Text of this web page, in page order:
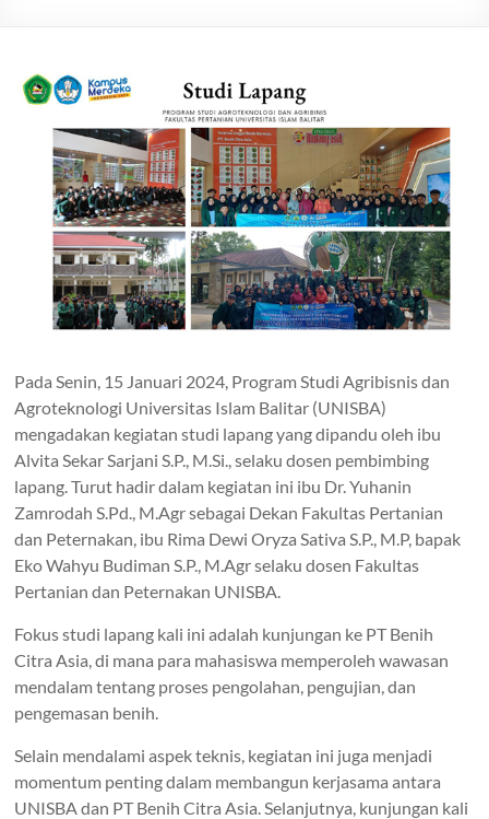
Pada Senin, 15 Januari 2024, Program Studi Agribisnis dan
Agroteknologi Universitas Islam Balitar (UNISBA)
mengadakan kegiatan studi lapang yang dipandu oleh ibu
Alvita Sekar Sarjani S.P., M.Si., selaku dosen pembimbing
lapang. Turut hadir dalam kegiatan ini ibu Dr. Yuhanin
Zamrodah S.Pd., M.Agr sebagai Dekan Fakultas Pertanian
dan Peternakan, ibu Rima Dewi Oryza Sativa S.P., M.P, bapak
Eko Wahyu Budiman S.P., M.Agr selaku dosen Fakultas
Pertanian dan Peternakan UNISBA.
Fokus studi lapang kali ini adalah kunjungan ke PT Benih
Citra Asia, di mana para mahasiswa memperoleh wawasan
mendalam tentang proses pengolahan, pengujian, dan
pengemasan benih.
Selain mendalami aspek teknis, kegiatan ini juga menjadi
momentum penting dalam membangun kerjasama antara
UNISBA dan PT Benih Citra Asia. Selanjutnya, kunjungan kali